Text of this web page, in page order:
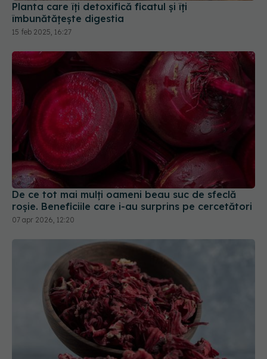
Planta care îți detoxifică ficatul și îți
îmbunătățește digestia
15 feb 2025, 16:27
De ce tot mai mulți oameni beau suc de sfeclă
roșie. Beneficiile care i-au surprins pe cercetători
07 apr 2026, 12:20